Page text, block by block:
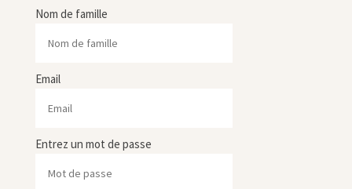
Nom de famille
Email
Entrez un mot de passe